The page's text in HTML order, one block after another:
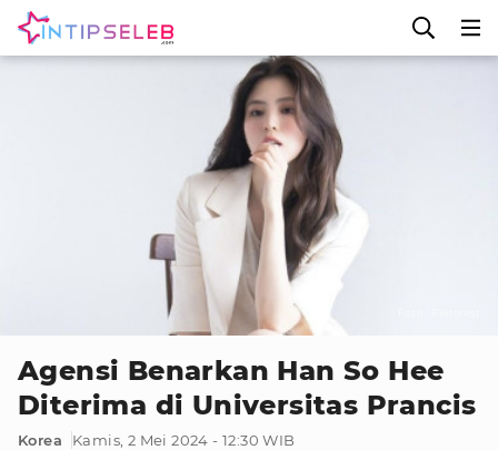
Agensi Benarkan Han So Hee
Diterima di Universitas Prancis
Korea
Kamis, 2 Mei 2024 - 12:30 WIB